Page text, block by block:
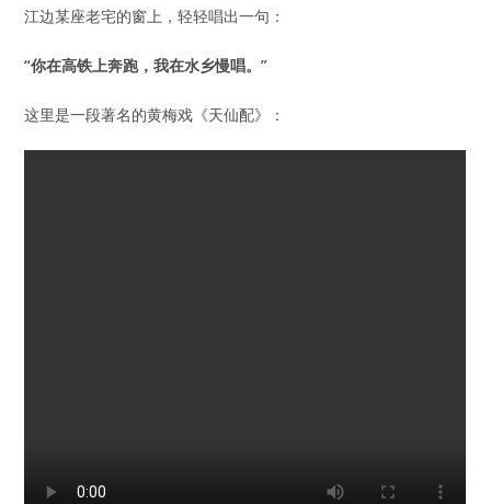
江边某座老宅的窗上，轻轻唱出一句：
“你在高铁上奔跑，我在水乡慢唱。”
这里是一段著名的黄梅戏《天仙配》：